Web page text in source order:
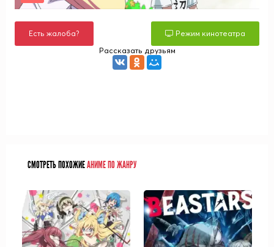
Есть жалоба?
Режим кинотеатра
Рассказать друзьям
СМОТРЕТЬ ПОХОЖИЕАНИМЕ ПО ЖАНРУ